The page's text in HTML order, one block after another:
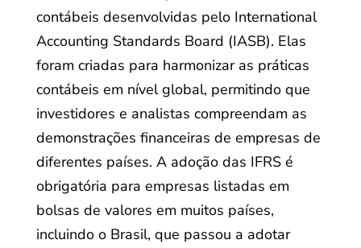
contábeis desenvolvidas pelo International
Accounting Standards Board (IASB). Elas
foram criadas para harmonizar as práticas
contábeis em nível global, permitindo que
investidores e analistas compreendam as
demonstrações financeiras de empresas de
diferentes países. A adoção das IFRS é
obrigatória para empresas listadas em
bolsas de valores em muitos países,
incluindo o Brasil, que passou a adotar